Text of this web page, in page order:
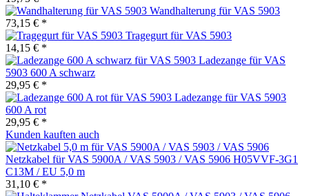
Wandhalterung für VAS 5903
73,15 € *
Tragegurt für VAS 5903
14,15 € *
Ladezange für VAS
5903 600 A schwarz
29,95 € *
Ladezange für VAS 5903
600 A rot
29,95 € *
Kunden kauften auch
Netzkabel für VAS 5900A / VAS 5903 / VAS 5906 H05VVF-3G1
C13M / EU 5,0 m
31,10 € *